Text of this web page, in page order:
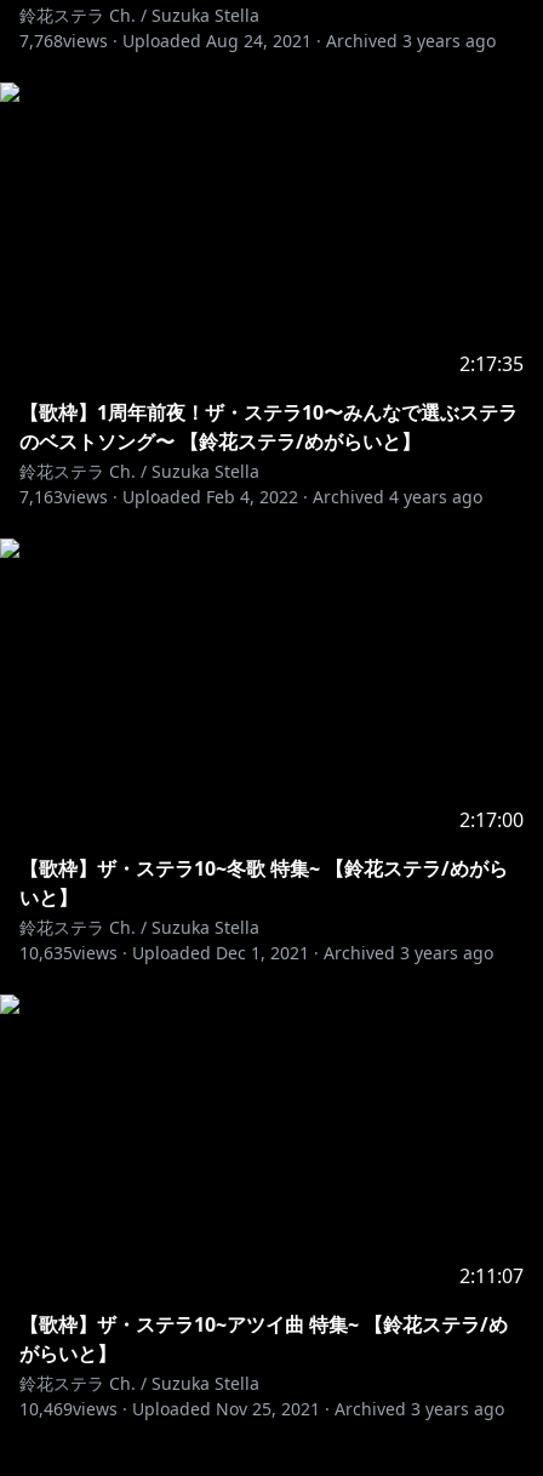
鈴花ステラ Ch. / Suzuka Stella
7,768views · Uploaded Aug 24, 2021 · Archived 3 years ago
2:17:35
【歌枠】1周年前夜！ザ・ステラ10〜みんなで選ぶステラ
のベストソング〜 【鈴花ステラ/めがらいと】
鈴花ステラ Ch. / Suzuka Stella
7,163views · Uploaded Feb 4, 2022 · Archived 4 years ago
2:17:00
【歌枠】ザ・ステラ10~冬歌 特集~ 【鈴花ステラ/めがら
いと】
鈴花ステラ Ch. / Suzuka Stella
10,635views · Uploaded Dec 1, 2021 · Archived 3 years ago
2:11:07
【歌枠】ザ・ステラ10~アツイ曲 特集~ 【鈴花ステラ/め
がらいと】
鈴花ステラ Ch. / Suzuka Stella
10,469views · Uploaded Nov 25, 2021 · Archived 3 years ago